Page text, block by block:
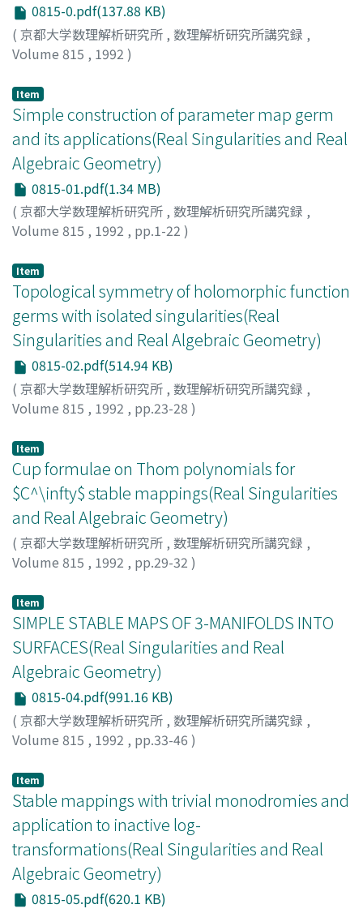
0815-0.pdf(137.88 KB)
( 京都大学数理解析研究所 , 数理解析研究所講究録 ,
Volume 815 , 1992 )
Item
Simple construction of parameter map germ
and its applications(Real Singularities and Real
Algebraic Geometry)
0815-01.pdf(1.34 MB)
( 京都大学数理解析研究所 , 数理解析研究所講究録 ,
Volume 815 , 1992 , pp.1-22 )
Item
Topological symmetry of holomorphic function
germs with isolated singularities(Real
Singularities and Real Algebraic Geometry)
0815-02.pdf(514.94 KB)
( 京都大学数理解析研究所 , 数理解析研究所講究録 ,
Volume 815 , 1992 , pp.23-28 )
Item
Cup formulae on Thom polynomials for
$C^\infty$ stable mappings(Real Singularities
and Real Algebraic Geometry)
( 京都大学数理解析研究所 , 数理解析研究所講究録 ,
Volume 815 , 1992 , pp.29-32 )
Item
SIMPLE STABLE MAPS OF 3-MANIFOLDS INTO
SURFACES(Real Singularities and Real
Algebraic Geometry)
0815-04.pdf(991.16 KB)
( 京都大学数理解析研究所 , 数理解析研究所講究録 ,
Volume 815 , 1992 , pp.33-46 )
Item
Stable mappings with trivial monodromies and
application to inactive log-
transformations(Real Singularities and Real
Algebraic Geometry)
0815-05.pdf(620.1 KB)